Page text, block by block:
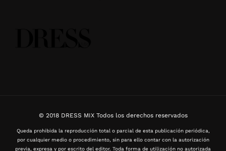
© 2018 DRESS MIX Todos los derechos reservados
Queda prohibida la reproducción total o parcial de esta publicación periódica,
por cualquier medio o procedimiento, sin para ello contar con la autorización
previa, expresa y por escrito del editor. Toda forma de utilización no autorizada